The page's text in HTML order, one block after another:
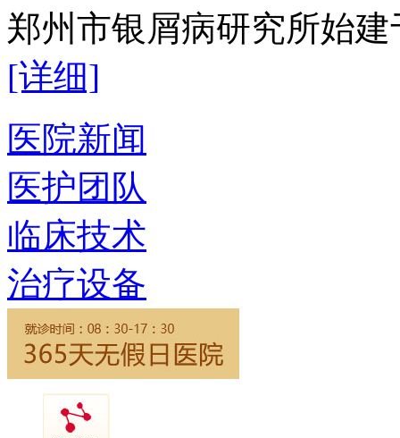
郑州市银屑病研究所始
[详细]
医院新闻
医护团队
临床技术
治疗设备